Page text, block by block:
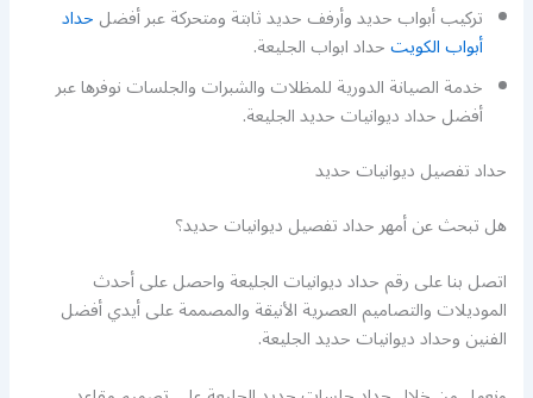
تركيب أبواب حديد وأرفف حديد ثابتة ومتحركة عبر أفضلحداد
أبواب الكويتحداد ابواب الجليعة.
خدمة الصيانة الدورية للمظلات والشبرات والجلسات نوفرها عبر
أفضل حداد ديوانيات حديد الجليعة.
حداد تفصيل ديوانيات حديد
هل تبحث عن أمهر حداد تفصيل ديوانيات حديد؟
اتصل بنا على رقم حداد ديوانيات الجليعة واحصل على أحدث
الموديلات والتصاميم العصرية الأنيقة والمصممة على أيدي أفضل
الفنين وحداد ديوانيات حديد الجليعة.